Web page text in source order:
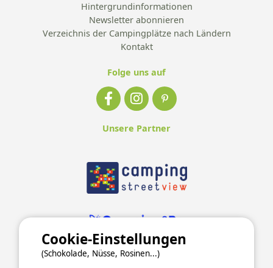
Hintergrundinformationen
Newsletter abonnieren
Verzeichnis der Campingplätze nach Ländern
Kontakt
Folge uns auf
Unsere Partner
Cookie-Einstellungen
(Schokolade, Nüsse, Rosinen...)